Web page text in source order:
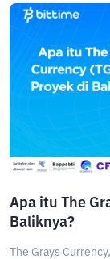
Apa itu The
Baliknya?
The Grays